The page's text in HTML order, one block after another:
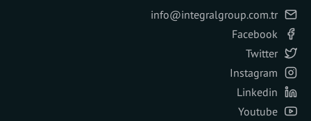
info@integralgroup.com.tr
Facebook
Twitter
Instagram
Linkedin
Youtube